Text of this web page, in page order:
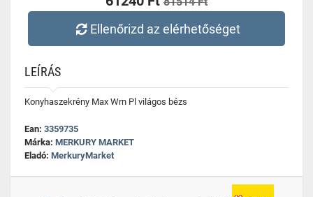
Ellenőrizd az elérhetőséget
LEÍRÁS
Konyhaszekrény Max Wrn Pl világos bézs
Ean: 3359735
Márka: MERKURY MARKET
Eladó: MerkuryMarket